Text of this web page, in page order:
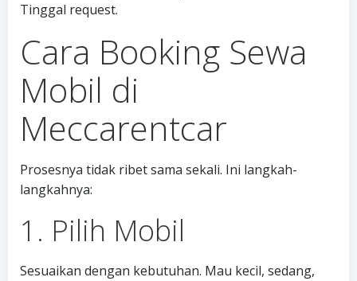
Tinggal request.
Cara Booking Sewa
Mobil di
Meccarentcar
Prosesnya tidak ribet sama sekali. Ini langkah-
langkahnya:
1. Pilih Mobil
Sesuaikan dengan kebutuhan. Mau kecil, sedang,